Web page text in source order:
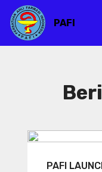
PAFI
PAFI